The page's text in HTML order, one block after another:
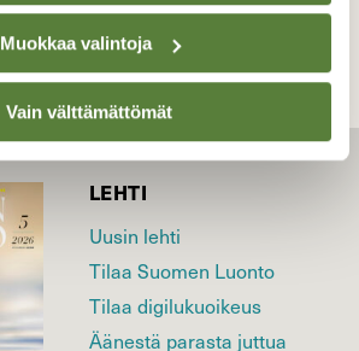
Muokkaa valintoja
Vain välttämättömät
LEHTI
Uusin lehti
Tilaa Suomen Luonto
Tilaa digilukuoikeus
Äänestä parasta juttua